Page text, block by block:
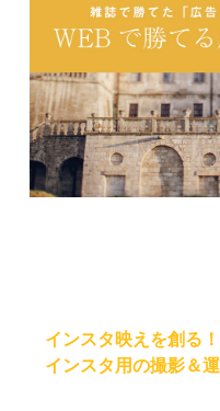
インスタ映えを創る！
インスタ用の撮影＆